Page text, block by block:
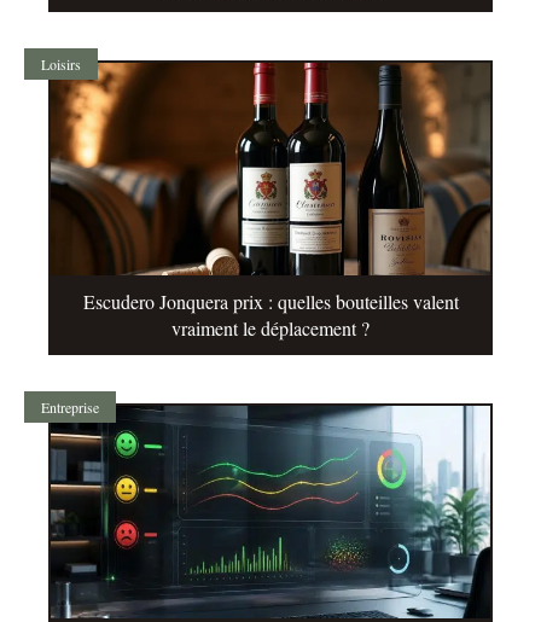
Loisirs
Escudero Jonquera prix : quelles bouteilles valent
vraiment le déplacement ?
Entreprise